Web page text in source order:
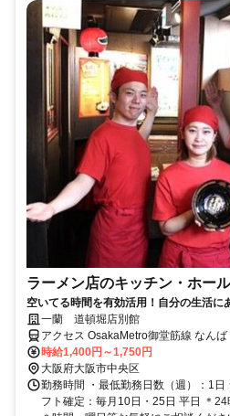
ラーメン店のキッチン・ホー
空いてる時間を有効活用！自分の生活に
由！履歴書不要＆オンライン面接実施中
一蘭 道頓堀店別館
アクセス OsakaMetro御堂筋線 なん
神なんば線/阪神本線 大阪難波〔近鉄
近鉄難波線 大阪難波〔近鉄・阪神線
時給1,400円～1,750円
大阪府大阪市中央区
勤務時間 ・最低勤務日数（週）：1
フト確定：毎月10日・25日 平日 ＊